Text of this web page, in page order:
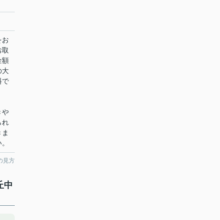
お
額
大
で
や
れ
見方
中